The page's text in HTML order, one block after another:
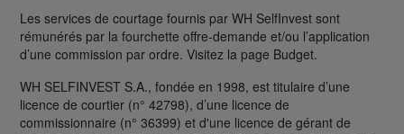
Les services de courtage fournis par WH SelfInvest sont
rémunérés par la fourchette offre-demande et/ou l’application
d’une commission par ordre. Visitez la page Budget.
WH SELFINVEST S.A., fondée en 1998, est titulaire d’une
licence de courtier (n° 42798), d’une licence de
commissionnaire (n° 36399) et d'une licence de gérant de